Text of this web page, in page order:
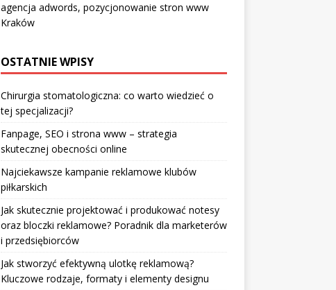
agencja adwords, pozycjonowanie stron www
Kraków
OSTATNIE WPISY
Chirurgia stomatologiczna: co warto wiedzieć o
tej specjalizacji?
Fanpage, SEO i strona www – strategia
skutecznej obecności online
Najciekawsze kampanie reklamowe klubów
piłkarskich
Jak skutecznie projektować i produkować notesy
oraz bloczki reklamowe? Poradnik dla marketerów
i przedsiębiorców
Jak stworzyć efektywną ulotkę reklamową?
Kluczowe rodzaje, formaty i elementy designu